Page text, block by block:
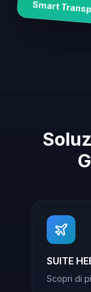
Smart
SUITE
Scopri di